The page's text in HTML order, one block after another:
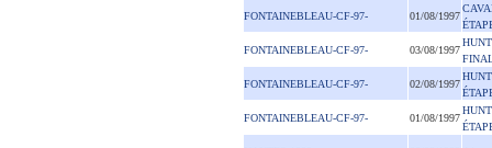
FONTAINEBLEAU-CF-97- 01/08/1997
FONTAINEBLEAU-CF-97- 03/08/1997
FONTAINEBLEAU-CF-97- 02/08/1997
FONTAINEBLEAU-CF-97- 01/08/1997